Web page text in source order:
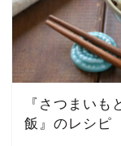
『さつまい
飯』のレシピ